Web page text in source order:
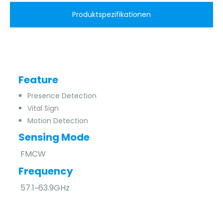
Produktspezifikationen
Feature
Presence Detection
Vital Sign
Motion Detection
Sensing Mode
FMCW
Frequency
57.1~63.9GHz